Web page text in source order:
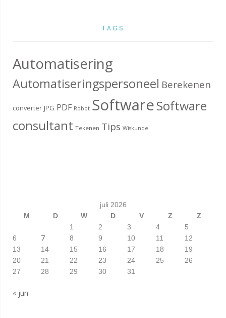
TAGS
Automatisering
Automatiseringspersoneel Berekenen
converter JPG PDF Robot SoftwareSoftware
consultant Tekenen Tips Wiskunde
juli 2026
M
D W D V Z
Z
1
2 3 4
5
6
7 8 9 10 11
12
13
14 15 16 17 18
19
20
21 22 23 24 25
26
27
28 29 30 31
« jun